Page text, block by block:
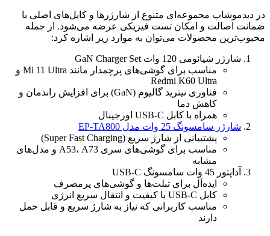
در دیدموشاپ مجموعه‌ای متنوع از شارژرها و کابل‌های اصلی با
ضمانت اصالت و امکان تست فیزیکی عرضه می‌شود. از جمله
محبوب‌ترین محصولات می‌توان به موارد زیر اشاره کرد:
شارژر شیائومی 120 وات GaN Charger Set
مناسب برای گوشی‌های پرچمدار مانند Mi 11 Ultra و
Redmi K60 Ultra
فناوری نیترید گالیوم (GaN) برای افزایش راندمان و
کاهش دما
همراه با کابل USB-C اورجینال
شارژر سامسونگ 25 وات مدل EP-TA800
پشتیبانی از شارژ سریع (Super Fast Charging)
مناسب برای گوشی‌های سری A53، A73 و مدل‌های
مشابه
آداپتور 45 وات سامسونگ USB-C
ایده‌آل برای تبلت‌ها و گوشی‌های پرمصرف
کابل USB-C با کیفیت و انتقال سریع انرژی
مناسب کاربرانی که نیاز به شارژ سریع و قابل حمل
دارند